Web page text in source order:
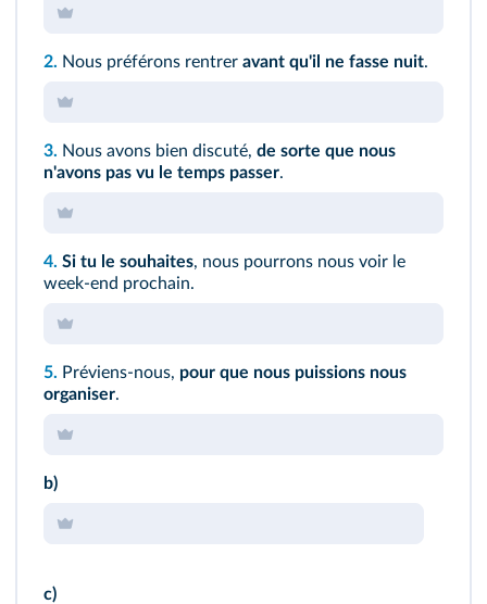
2. Nous préférons rentrer avant qu'il ne fasse nuit.
3. Nous avons bien discuté, de sorte que nous
n'avons pas vu le temps passer.
4. Si tu le souhaites, nous pourrons nous voir le
week-end prochain.
5. Préviens-nous, pour que nous puissions nous
organiser.
b)
c)